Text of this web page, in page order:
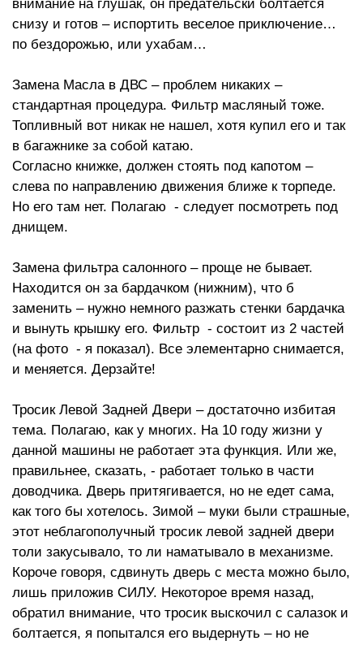
внимание на глушак, он предательски болтается
снизу и готов – испортить веселое приключение…
по бездорожью, или ухабам…
Замена Масла в ДВС – проблем никаких –
стандартная процедура. Фильтр масляный тоже.
Топливный вот никак не нашел, хотя купил его и так
в багажнике за собой катаю.
Согласно книжке, должен стоять под капотом –
слева по направлению движения ближе к торпеде.
Но его там нет. Полагаю - следует посмотреть под
днищем.
Замена фильтра салонного – проще не бывает.
Находится он за бардачком (нижним), что б
заменить – нужно немного разжать стенки бардачка
и вынуть крышку его. Фильтр - состоит из 2 частей
(на фото - я показал). Все элементарно снимается,
и меняется. Дерзайте!
Тросик Левой Задней Двери – достаточно избитая
тема. Полагаю, как у многих. На 10 году жизни у
данной машины не работает эта функция. Или же,
правильнее, сказать, - работает только в части
доводчика. Дверь притягивается, но не едет сама,
как того бы хотелось. Зимой – муки были страшные,
этот неблагополучный тросик левой задней двери
толи закусывало, то ли наматывало в механизме.
Короче говоря, сдвинуть дверь с места можно было,
лишь приложив СИЛУ. Некоторое время назад,
обратил внимание, что тросик выскочил с салазок и
болтается, я попытался его выдернуть – но не